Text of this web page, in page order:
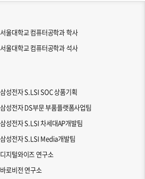
서울대학교 컴퓨터공학과 학사
서울대학교 컴퓨터공학과 석사
삼성전자 S.LSI SOC 상품기획
삼성전자 DS부문 부품플랫폼사업팀
삼성전자 S.LSI 차세대AP개발팀
삼성전자 S.LSI Media개발팀
디지털와이즈 연구소
바로비전 연구소